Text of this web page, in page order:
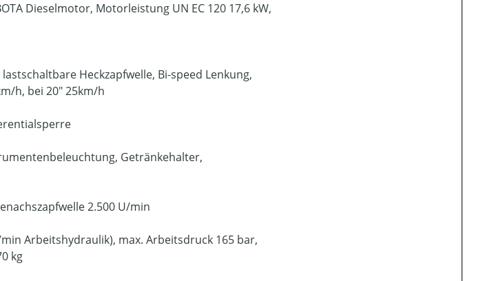
Dieselmotor, Motorleistung UN EC 120 17,6 kW,
Heckzapfwelle, Bi-speed Lenkung,
h, bei 20" 25km/h
Getränkehalter,
2.500 U/min
Arbeitshydraulik), max. Arbeitsdruck 165 bar,
kg